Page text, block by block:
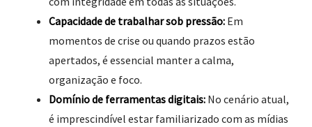
Capacidade de trabalhar sob pressão: Em
momentos de crise ou quando prazos estão
apertados, é essencial manter a calma,
organização e foco.
Domínio de ferramentas digitais: No cenário atual,
é imprescindível estar familiarizado com as mídias